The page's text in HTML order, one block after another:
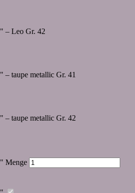
– Leo Gr. 42
– taupe metallic Gr. 41
– taupe metallic Gr. 42
Menge